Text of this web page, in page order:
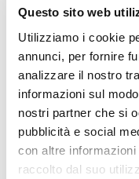
Questo sito web
Utilizziamo i cookie
annunci, per fornire
analizzare il nostro
informazioni sul
nostri partner che si
pubblicità e social
con altre
raccolto dal suo
Miscelatore doccia